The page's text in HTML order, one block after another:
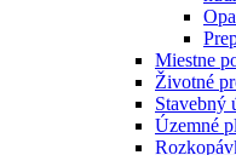
Miestne
Životné
Stavebný
Územné